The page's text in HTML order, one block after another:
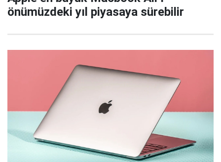
önümüzdeki yıl piyasaya sürebilir